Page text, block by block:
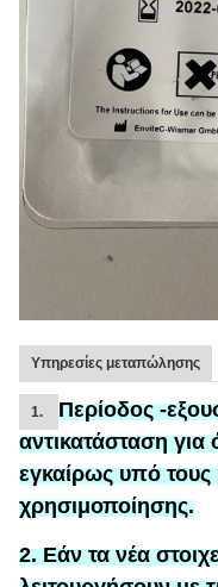
Υπηρεσίες μεταπώλησης
1. Περίοδος -
αντικατάστασηγια
εγκαίρως υπό τους
χρησιμοποίησης.
2. Εάν τα νέα